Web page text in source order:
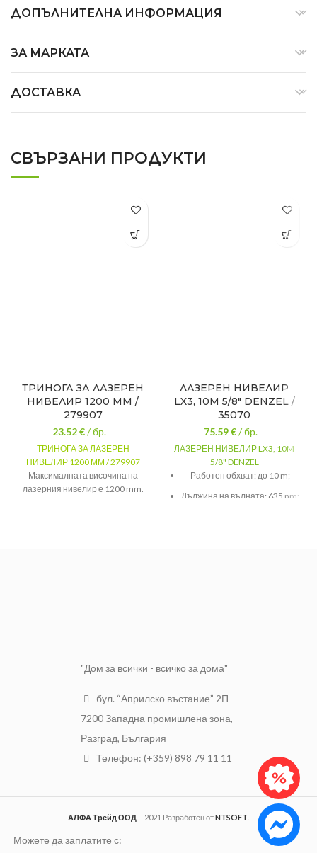
ДОПЪЛНИТЕЛНА ИНФОРМАЦИЯ
ЗА МАРКАТА
ДОСТАВКА
СВЪРЗАНИ ПРОДУКТИ
ТРИНОГА ЗА ЛАЗЕРЕН
НИВЕЛИР 1200 ММ /
279907
23.52€/ бр.
ТРИНОГА ЗА ЛАЗЕРЕН
НИВЕЛИР 1200 ММ / 279907
Максималната височина на
лазерния нивелир е 1200 mm.
ЛАЗЕРЕН НИВЕЛИР
LX3, 10M 5/8″ DENZEL /
35070
75.59€/ бр.
ЛАЗЕРЕН НИВЕЛИР LX3, 10M
5/8" DENZEL
Работен обхват: до 10 m;
Дължина на вълната: 635 nm;
"Дом за всички - всичко за дома"
бул. “Априлско въстание” 2П
7200 Западна промишлена зона,
Разград, България
Телефон: (+359) 898 79 11 11
АЛФА Трейд ООД 2021 Разработен отNTSOFT
Можете да заплатите с: